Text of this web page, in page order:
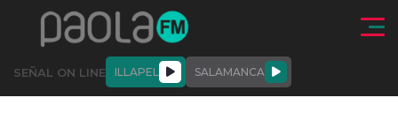
Click acá para ir directamente al contenido
SEÑAL ON LINE ILLAPEL SALAMANCA